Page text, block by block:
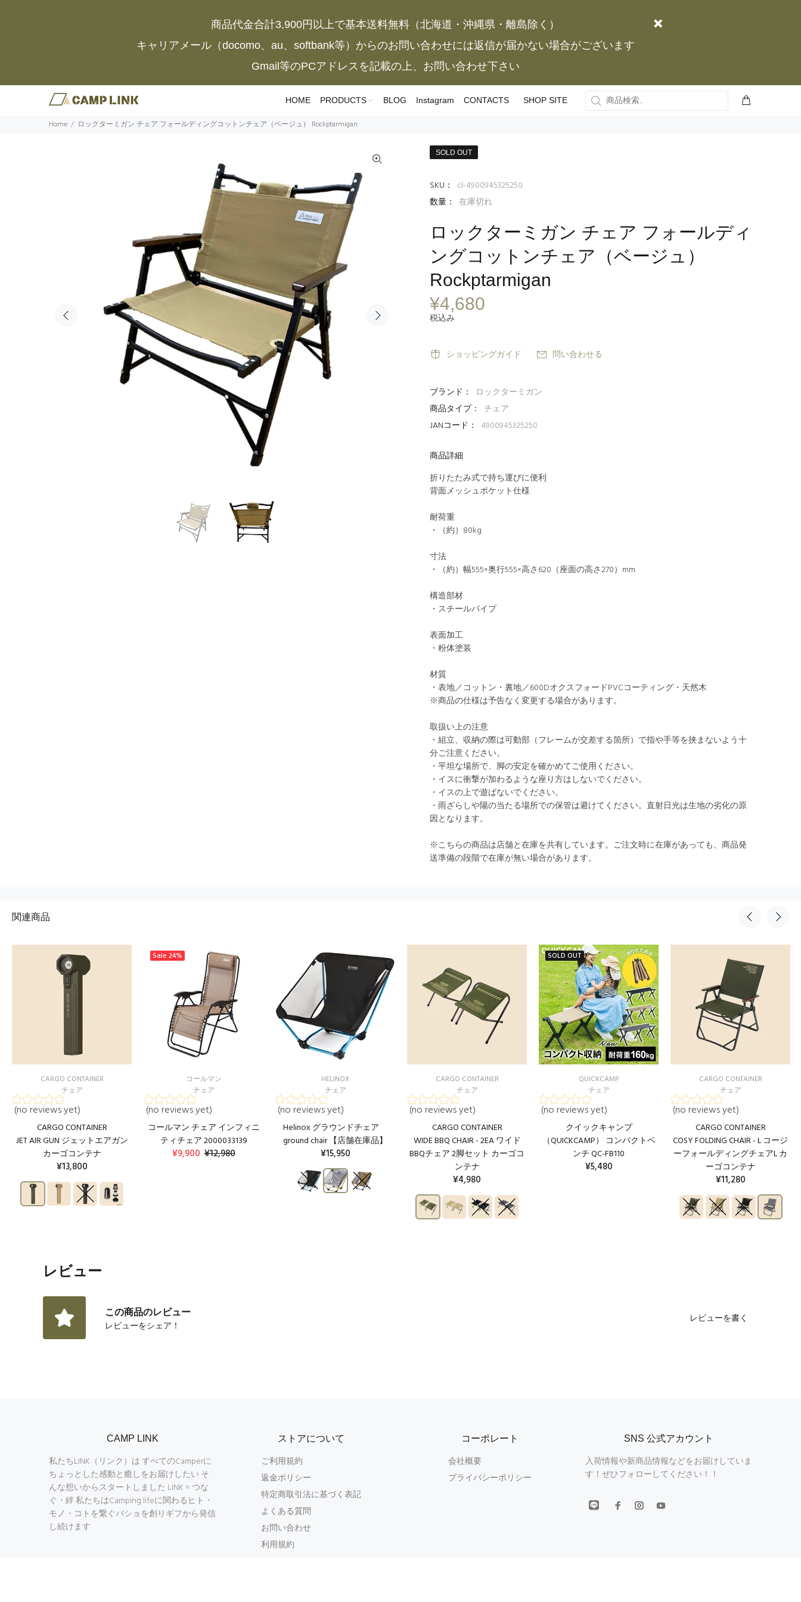
商品代金合計3,900円以上で基本送料無料（北海道・沖縄県・離島除く）
キャリアメール（docomo、au、softbank等）からのお問い合わせには返信が届かない場合がございます
Gmail等のPCアドレスを記載の上、お問い合わせ下さい
HOME PRODUCTS BLOG Instagram CONTACTS SHOP SITE
Home ロックターミガン チェア フォールディングコットンチェア（ベージュ） Rockptarmigan
SOLD OUT
SKU：
cl-4900945325250
数量： 在庫切れ
ロックターミガン チェア フォールディ
ングコットンチェア（ベージュ）
Rockptarmigan
¥4,680
税込み
ショッピングガイド 問い合わせる
ブランド：
ロックターミガン
商品タイプ：
チェア
JANコード：
4900945325250
商品詳細
折りたたみ式で持ち運びに便利
背面メッシュポケット仕様
耐荷重
・（約）80kg
寸法
・（約）幅555×奥行555×高さ620（座面の高さ270）mm
構造部材
・スチールパイプ
表面加工
・粉体塗装
材質
・表地／コットン・裏地／600DオクスフォードPVCコーティング・天然木
※商品の仕様は予告なく変更する場合があります。
取扱い上の注意
・組立、収納の際は可動部（フレームが交差する箇所）で指や手等を挟まないよう十
分ご注意ください。
・平坦な場所で、脚の安定を確かめてご使用ください。
・イスに衝撃が加わるような座り方はしないでください。
・イスの上で遊ばないでください。
・雨ざらしや陽の当たる場所での保管は避けてください。直射日光は生地の劣化の原
因となります。
※こちらの商品は店舗と在庫を共有しています。ご注文時に在庫があっても、商品発
送準備の段階で在庫が無い場合があります。
関連商品
CARGO CONTAINER
チェア
(no reviews yet)
CARGO CONTAINER
JET AIR GUN ジェットエアガン
カーゴコンテナ
¥13,800
Sale 24%
コールマン
チェア
(no reviews yet)
コールマン チェア インフィニ
ティチェア 2000033139
¥9,900 ¥12,980
HELINOX
チェア
(no reviews yet)
Helinox グラウンドチェア
ground chair 【店舗在庫品】
¥15,950
CARGO CONTAINER
チェア
(no reviews yet)
CARGO CONTAINER
WIDE BBQ CHAIR - 2EA ワイド
BBQチェア 2脚セット カーゴコ
ンテナ
¥4,980
SOLD OUT
QUICKCAMP
チェア
(no reviews yet)
クイックキャンプ
（QUICKCAMP） コンパクトベ
ンチ QC-FB110
¥5,480
CARGO CONTAINER
チェア
(no reviews yet)
CARGO CONTAINER
COSY FOLDING CHAIR - L コージ
ーフォールディングチェアL カ
ーゴコンテナ
¥11,280
レビュー
この商品のレビュー
レビューをシェア！
レビューを書く
CAMP LINK
私たちLINK（リンク）は すべてのCamperに
ちょっとした感動と癒しをお届けしたい そ
んな想いからスタートしました LINK = つな
ぐ・絆 私たちはCamping lifeに関わるヒト・
モノ・コトを繋ぐバショを創りギフから発信
し続けます
ストアについて
ご利用規約
返金ポリシー
特定商取引法に基づく表記
よくある質問
お問い合わせ
利用規約
返金ポリシー
コーポレート
会社概要
プライバシーポリシー
SNS 公式アカウント
入荷情報や新商品情報などをお届けしていま
す！ぜひフォローしてください！！